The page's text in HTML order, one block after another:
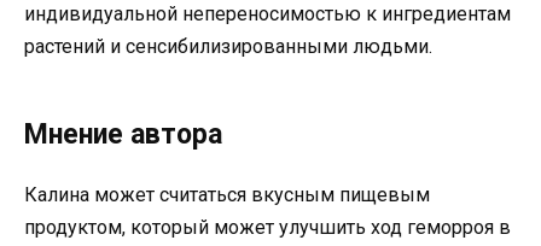
индивидуальной непереносимостью к ингредиентам
растений и сенсибилизированными людьми.
Мнение автора
Калина может считаться вкусным пищевым
продуктом, который может улучшить ход геморроя в